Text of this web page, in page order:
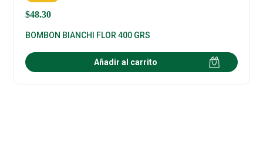
$48.30
BOMBON BIANCHI FLOR 400 GRS
Añadir al carrito